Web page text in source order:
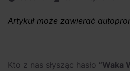
Chivasa?
Artykuł może zawierać
Kto z nas słysząc hasło “Waka